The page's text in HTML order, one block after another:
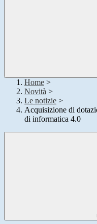
Home >
Novità >
Le notizie >
Acquisizione di
di informatica 4.0